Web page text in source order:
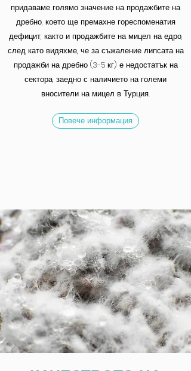
придаваме голямо значение на продажбите на
дребно, което ще премахне гореспоменатия
дефицит, както и продажбите на мицел на едро,
след като видяхме, че за съжаление липсата на
продажби на дребно (3-5 кг) е недостатък на
сектора, заедно с наличието на големи
вносители на мицел в Турция.
Повече информация